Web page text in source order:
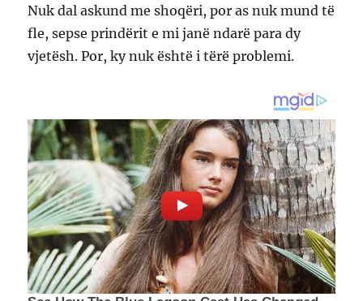
Nuk dal askund me shoqëri, por as nuk mund të
fle, sepse prindërit e mi janë ndarë para dy
vjetësh. Por, ky nuk është i tërë problemi.